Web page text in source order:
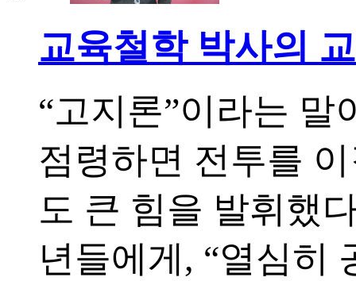
교육철학 박사의
“고지론”이라는
점령하면 전투를
도 큰 힘을 발휘했
년들에게, “열심히